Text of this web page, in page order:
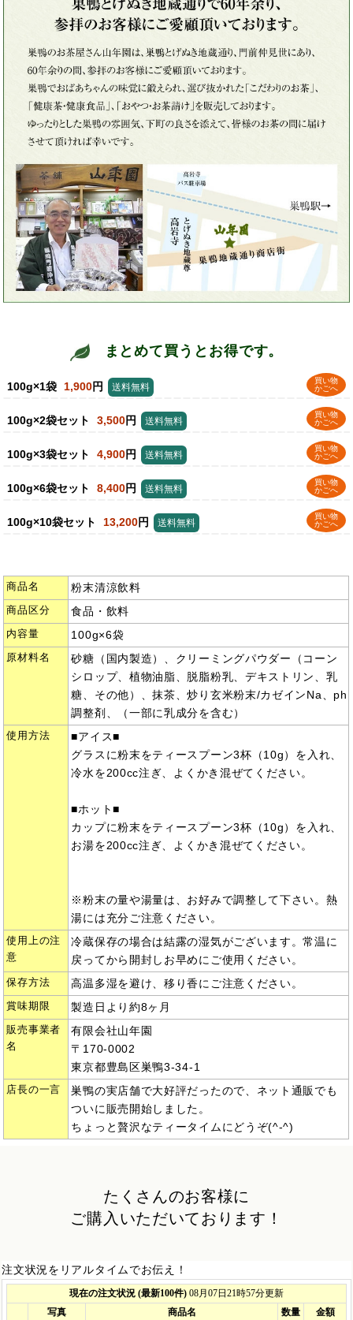
まとめて買うとお得です。
100g×1袋 1,900円
買い物
かごへ
送料無料
100g×2袋セット 3,500円
買い物
かごへ
送料無料
100g×3袋セット 4,900円
買い物
かごへ
送料無料
100g×6袋セット 8,400円
買い物
かごへ
送料無料
100g×10袋セット 13,200円
買い物
かごへ
送料無料
商品名 粉末清涼飲料
商品区分 食品・飲料
内容量 100g×6袋
原材料名
砂糖（国内製造）、クリーミングパウダー（コーン
シロップ、植物油脂、脱脂粉乳、デキストリン、乳
糖、その他）、抹茶、炒り玄米粉末/カゼインNa、ph
調整剤、（一部に乳成分を含む）
使用方法
■アイス■
グラスに粉末をティースプーン3杯（10g）を入れ、
冷水を200cc注ぎ、よくかき混ぜてください。
■ホット■
カップに粉末をティースプーン3杯（10g）を入れ、
お湯を200cc注ぎ、よくかき混ぜてください。
※粉末の量や湯量は、お好みで調整して下さい。熱
湯には充分ご注意ください。
使用上の注
意
冷蔵保存の場合は結露の湿気がございます。常温に
戻ってから開封しお早めにご使用ください。
保存方法 高温多湿を避け、移り香にご注意ください。
賞味期限 製造日より約8ヶ月
販売事業者
名
有限会社山年園
〒170-0002
東京都豊島区巣鴨3-34-1
店長の一言
巣鴨の実店舗で大好評だったので、ネット通販でも
ついに販売開始しました。
ちょっと贅沢なティータイムにどうぞ(^-^)
たくさんのお客様に
ご購入いただいております！
注文状況をリアルタイムでお伝え！